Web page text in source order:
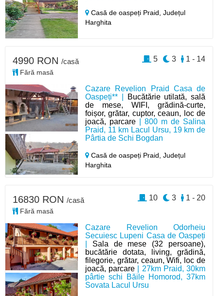
Casă de oaspeți Praid,Județul
Harghita
Cazare Revelion Praid Casa de
Oaspeți** |
Bucătărie utilată, sală
de mese, WIFI, grădină-curte,
foișor, grătar, cuptor, ceaun, loc de
joacă, parcare | 800 m de Salina
Praid, 11 km Lacul Ursu, 19 km de
Pârtia de Schi Bogdan
Casă de oaspeți Praid,Județul
Harghita
4990 RON /casă
Fără masă
1 - 14
3
5
Cazare Revelion Odorheiu
Secuiesc Lupeni Casa de Oaspeți
Sala de mese (32 persoane),
bucătărie dotata, living, grădină,
filegorie, grătar, ceaun, Wifi, loc de
joacă, parcare | 27km Praid, 30km
pârtie schi Băile Homorod, 37km
Sovata Lacul Ursu
16830 RON /casă
Fără masă
1 - 20
3
10